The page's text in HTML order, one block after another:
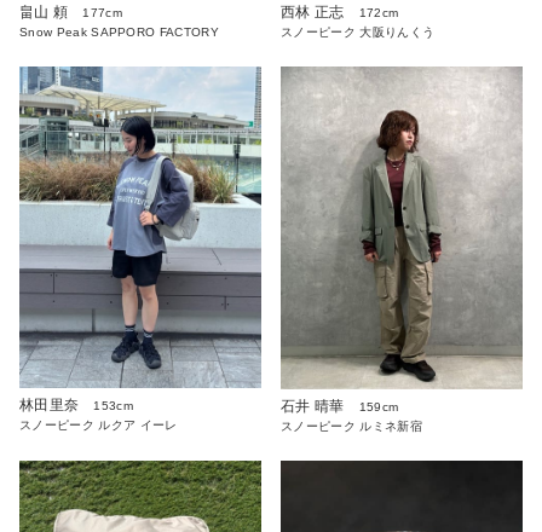
畠山 頼
177cm
Snow Peak SAPPORO FACTORY
西林 正志
172cm
スノーピーク 大阪りんくう
林田里奈
153cm
スノーピーク ルクア イーレ
石井 晴華
159cm
スノーピーク ルミネ新宿